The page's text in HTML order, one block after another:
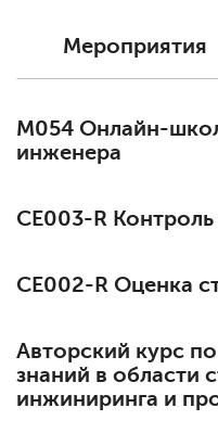
Мероприятия
М054 Онлайн-
инженера
СЕ003-R Контроль
СЕ002-R Оценка
Авторский курс
знаний в области
инжиниринга и